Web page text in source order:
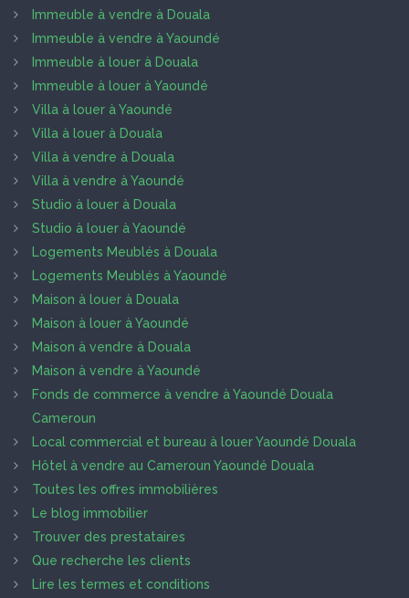
Immeuble à vendre à Douala
Immeuble à vendre à Yaoundé
Immeuble à louer à Douala
Immeuble à louer à Yaoundé
Villa à louer à Yaoundé
Villa à louer à Douala
Villa à vendre à Douala
Villa à vendre à Yaoundé
Studio à louer à Douala
Studio à louer à Yaoundé
Logements Meublés à Douala
Logements Meublés à Yaoundé
Maison à louer à Douala
Maison à louer à Yaoundé
Maison à vendre à Douala
Maison à vendre à Yaoundé
Fonds de commerce à vendre à Yaoundé Douala
Cameroun
Local commercial et bureau à louer Yaoundé Douala
Hôtel à vendre au Cameroun Yaoundé Douala
Toutes les offres immobilières
Le blog immobilier
Trouver des prestataires
Que recherche les clients
Lire les termes et conditions